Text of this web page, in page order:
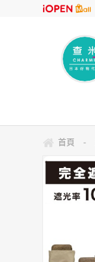
首頁 -